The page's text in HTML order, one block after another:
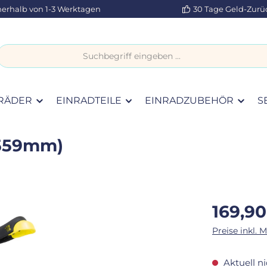
von 1-3 Werktagen 30 Tage Geld-
EINRADTEILE EINRADZUBEHÖR
Regulärer
Preise inkl.
Aktuell